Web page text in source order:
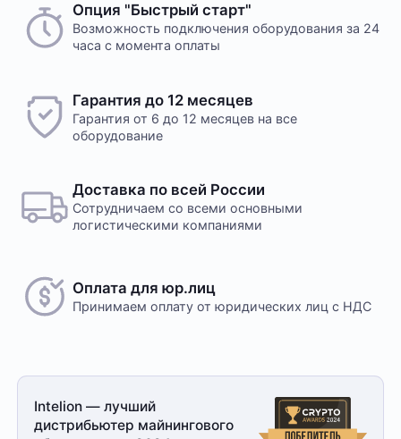
Опция "Быстрый старт"
Возможность подключения оборудования за 24
часа с момента оплаты
Гарантия до 12 месяцев
Гарантия от 6 до 12 месяцев на все
оборудование
Доставка по всей России
Сотрудничаем со всеми основными
логистическими компаниями
Оплата для юр.лиц
Принимаем оплату от юридических лиц с НДС
Intelion — лучший
дистрибьютер майнингового